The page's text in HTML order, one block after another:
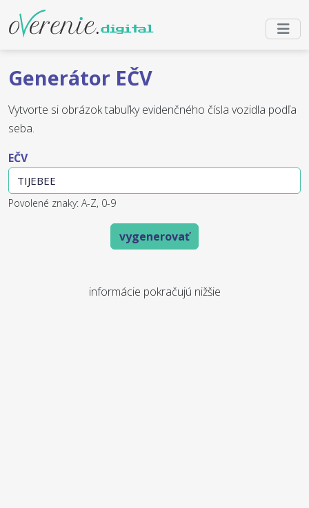
Generátor EČV
Vytvorte si obrázok tabuľky evidenčného čísla vozidla podľa
seba.
EČV
Povolené znaky: A-Z, 0-9
vygenerovať
informácie pokračujú nižšie